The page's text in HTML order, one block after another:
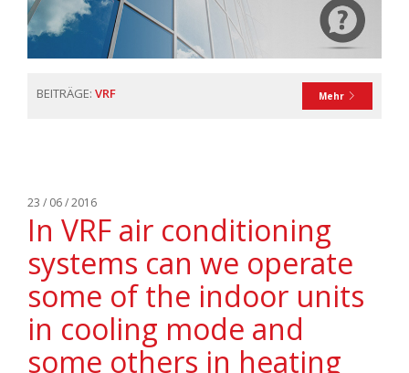
Mehr
BEITRÄGE: VRF
23 / 06 / 2016
In VRF air conditioning
systems can we operate
some of the indoor units
in cooling mode and
some others in heating